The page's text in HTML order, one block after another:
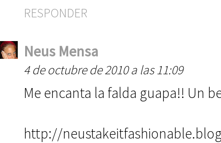
RESPONDER
Neus Mensa
4 de octubre de 2010 a las 11:09
Me encanta la falda guapa!! Un
http://